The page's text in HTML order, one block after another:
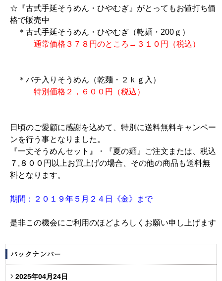
☆『古式手延そうめん・ひやむぎ』がとってもお値打ち価
格で販売中
＊古式手延そうめん・ひやむぎ（乾麺・200ｇ）
通常価格３７８円のところ→３１０円（税込）
＊バチ入りそうめん（乾麺・２ｋｇ入）
特別価格２，６００円（税込）
日頃のご愛顧に感謝を込めて、特別に送料無料キャンペー
ンを行う事となりました。
『一丈そうめんセット』・『夏の麺』ご注文または、税込
７,８００円以上お買上げの場合、その他の商品も送料無
料となります。
期間：２０１９年５月２４日《金》まで
是非この機会にご利用のほどよろしくお願い申し上げます
2025年04月24日